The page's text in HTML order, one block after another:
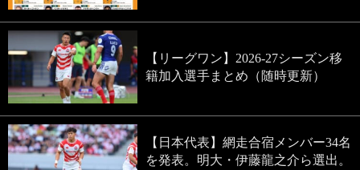
【リーグワン】2026-27シーズン移
籍加入選手まとめ（随時更新）
【日本代表】網走合宿メンバー34名
を発表。明大・伊藤龍之介ら選出。